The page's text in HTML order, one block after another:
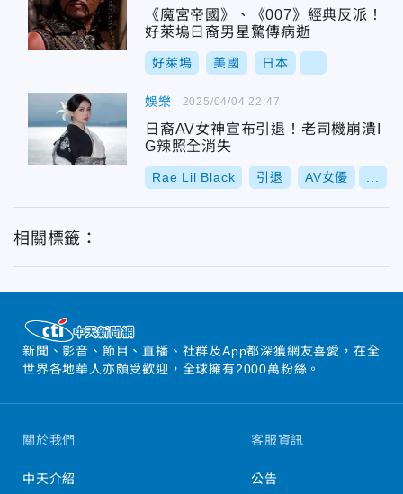
《魔宮帝國》、《007》經典反派！
好萊塢日裔男星驚傳病逝
好萊塢 美國 日本
娛樂
日裔AV女神宣布引退！老司機崩潰I
G辣照全消失
Rae Lil Black 引退 AV女優
2025/04/04 22:47
相關標籤：
新聞、影音、節目、直播、社群及App都深獲網友喜愛，在全
世界各地華人亦頗受歡迎，全球擁有2000萬粉絲。
關於我們
中天介紹
客服資訊
公告